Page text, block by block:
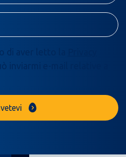
di aver letto la
inviarmi e-mail relative a